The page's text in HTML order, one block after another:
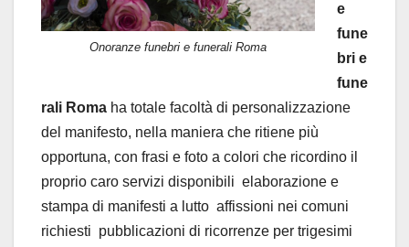
Onoranze funebri e funerali Roma
e
fune
bri e
fune
rali Roma ha totale facoltà di personalizzazione
del manifesto, nella maniera che ritiene più
opportuna, con frasi e foto a colori che ricordino il
proprio caro servizi disponibili elaborazione e
stampa di manifesti a lutto affissioni nei comuni
richiesti pubblicazioni di ricorrenze per trigesimi